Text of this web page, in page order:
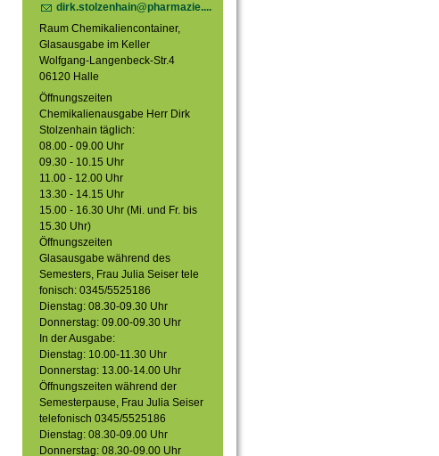
dirk.stolzenhain@pharmazie....
Raum Chemikaliencontainer,
Glasausgabe im Keller
Wolfgang-Langenbeck-Str.4
06120 Halle
Öffnungszeiten
Chemikalienausgabe Herr Dirk
Stolzenhain täglich:
08.00 - 09.00 Uhr
09.30 - 10.15 Uhr
11.00 - 12.00 Uhr
13.30 - 14.15 Uhr
15.00 - 16.30 Uhr (Mi. und Fr. bis
15.30 Uhr)
Öffnungszeiten
Glasausgabe während des
Semesters, Frau Julia Seiser tele
fonisch: 0345/5525186
Dienstag: 08.30-09.30 Uhr
Donnerstag: 09.00-09.30 Uhr
In der Ausgabe:
Dienstag: 10.00-11.30 Uhr
Donnerstag: 13.00-14.00 Uhr
Öffnungszeiten während der
Semesterpause, Frau Julia Seiser
telefonisch 0345/5525186
Dienstag: 08.30-09.00 Uhr
Donnerstag: 08.30-09.00 Uhr